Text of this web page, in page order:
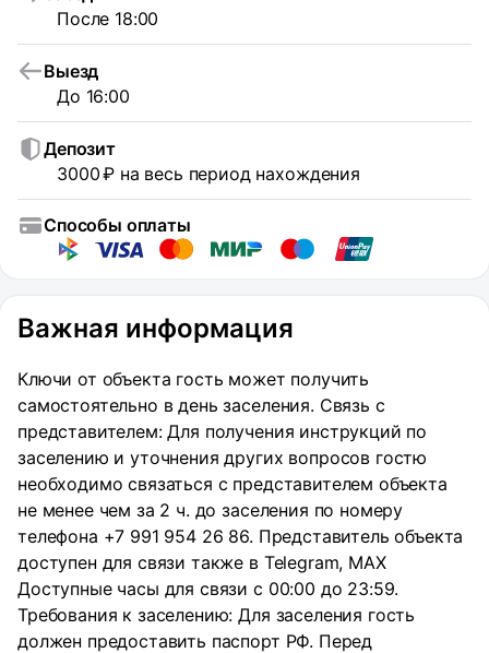
После 18:00
Выезд
До 16:00
Депозит
3000 ₽ на весь период нахождения
Способы оплаты
Важная информация
Ключи от объекта гость может получить
самостоятельно в день заселения. Связь с
представителем: Для получения инструкций по
заселению и уточнения других вопросов гостю
необходимо связаться с представителем объекта
не менее чем за 2 ч. до заселения по номеру
телефона +7 991 954 26 86. Представитель объекта
доступен для связи также в Telegram, MAX
Доступные часы для связи с 00:00 до 23:59.
Требования к заселению: Для заселения гость
должен предоставить паспорт РФ. Перед